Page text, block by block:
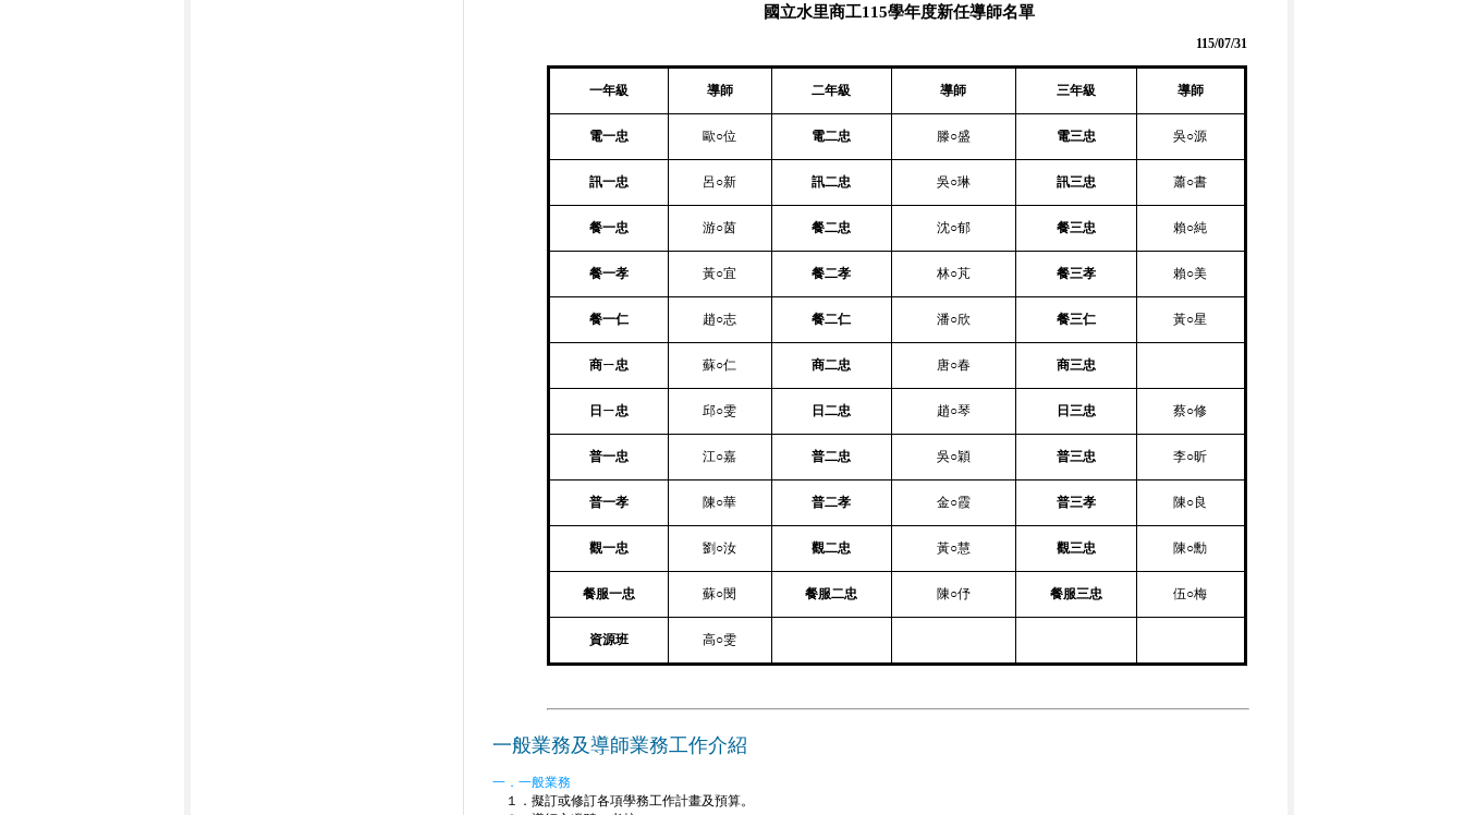
國立水里商工115學年度新任導師名單
115/07/31
一年級 導師 二年級 導師 三年級 導師
電一忠 歐○位 電二忠 滕○盛 電三忠 吳○源
訊一忠 呂○新 訊二忠 吳○琳 訊三忠 蕭○書
餐一忠 游○茵 餐二忠 沈○郁 餐三忠 賴○純
餐一孝 黃○宜 餐二孝 林○芃 餐三孝 賴○美
餐一仁 趙○志 餐二仁 潘○欣 餐三仁 黃○星
商ㄧ忠 蘇○仁 商二忠 唐○春 商三忠
日ㄧ忠 邱○雯 日二忠 趙○琴 日三忠 蔡○修
普一忠 江○嘉 普二忠 吳○穎 普三忠 李○昕
普一孝 陳○華 普二孝 金○霞 普三孝 陳○良
觀一忠 劉○汝 觀二忠 黃○慧 觀三忠 陳○勳
餐服一忠 蘇○閔 餐服二忠 陳○伃 餐服三忠 伍○梅
資源班 高○雯
一般業務及導師業務工作介紹
一．一般業務
１．擬訂或修訂各項學務工作計畫及預算。